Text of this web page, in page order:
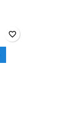
favorite_border